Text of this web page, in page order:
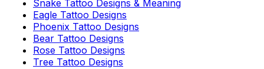
Snake Tattoo Designs & Meaning
Eagle Tattoo Designs
Phoenix Tattoo Designs
Bear Tattoo Designs
Rose Tattoo Designs
Tree Tattoo Designs